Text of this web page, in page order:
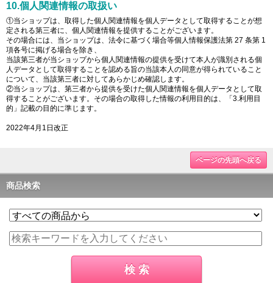
10.個人関連情報の取扱い
①当ショップは、取得した個人関連情報を個人データとして取得することが想
定される第三者に、個人関連情報を提供することがございます。
その場合には、当ショップは、法令に基づく場合等個人情報保護法第 27 条第 1
項各号に掲げる場合を除き、
当該第三者が当ショップから個人関連情報の提供を受けて本人が識別される個
人データとして取得することを認める旨の当該本人の同意が得られていること
について、当該第三者に対してあらかじめ確認します。
②当ショップは、第三者から提供を受けた個人関連情報を個人データとして取
得することがございます。その場合の取得した情報の利用目的は、「3.利用目
的」記載の目的に準じます。
2022年4月1日改正
ページの先頭へ戻る
商品検索